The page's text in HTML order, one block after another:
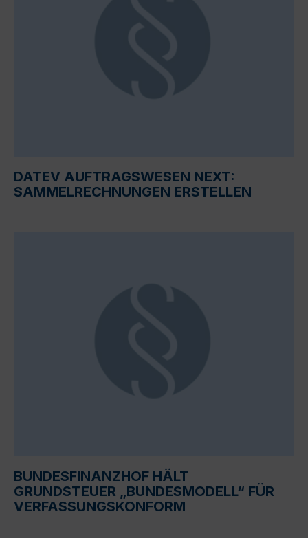
DATEV AUFTRAGSWESEN NEXT:
SAMMELRECHNUNGEN ERSTELLEN
BUNDESFINANZHOF HÄLT
GRUNDSTEUER „BUNDESMODELL“ FÜR
VERFASSUNGSKONFORM